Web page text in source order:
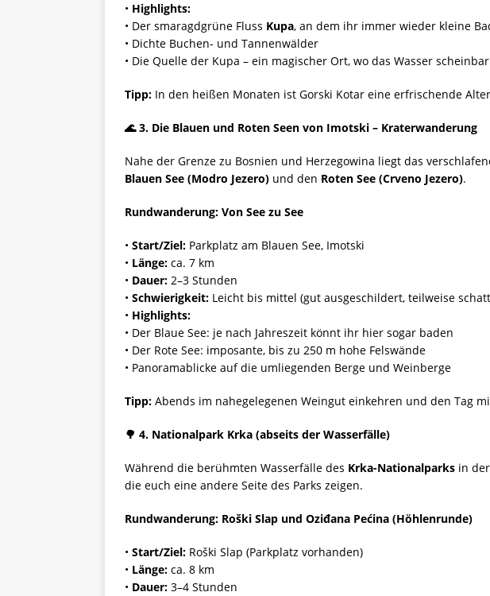
• Highlights:
• Der smaragdgrüne Fluss Kupa, an dem ihr immer wieder kleine
• Dichte Buchen- und Tannenwälder
• Die Quelle der Kupa – ein magischer Ort, wo das Wasser
Tipp: In den heißen Monaten ist Gorski Kotar eine erfrischende
🌊3. Die Blauen und Roten Seen von Imotski – Kraterwanderung
Nahe der Grenze zu Bosnien und Herzegowina liegt das
Blauen See (Modro Jezero) und den Roten See (Crveno Jezero).
Rundwanderung: Von See zu See
• Start/Ziel: Parkplatz am Blauen See, Imotski
• Länge: ca. 7 km
• Dauer: 2–3 Stunden
• Schwierigkeit: Leicht bis mittel (gut ausgeschildert, teilweise
• Highlights:
• Der Blaue See: je nach Jahreszeit könnt ihr hier sogar baden
• Der Rote See: imposante, bis zu 250 m hohe Felswände
• Panoramablicke auf die umliegenden Berge und Weinberge
Tipp: Abends im nahegelegenen Weingut einkehren und den Tag
🌳 4. Nationalpark Krka (abseits der Wasserfälle)
Während die berühmten Wasserfälle des Krka-Nationalparks in
die euch eine andere Seite des Parks zeigen.
Rundwanderung: Roški Slap und Oziđana Pećina (Höhlenrunde)
• Start/Ziel: Roški Slap (Parkplatz vorhanden)
• Länge: ca. 8 km
• Dauer: 3–4 Stunden